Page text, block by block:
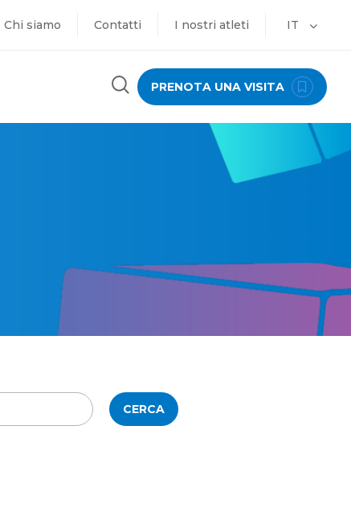
Chi siamo Contatti I nostri atleti IT
PRENOTA UNA VISITA
CERCA